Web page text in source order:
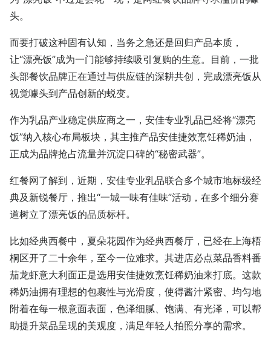
头。
而要打破这种固有认知，当务之急还是回归产品本质，
让“漂亮饭”成为一门能够持续吸引复购的生意。目前，一批
头部餐饮品牌正在通过与供应链的深耕共创，完成漂亮饭从
视觉噱头到产品创新的蜕变。
作为乳品产业稳定供应商之一，安佳专业乳品已经将“漂亮
饭”纳入核心布局板块，其主推产品安佳捷效烹饪稀奶油，
正成为品牌抢占流量并沉淀口碑的“秘密武器”。
红餐网了解到，近期，安佳专业乳品联合多个城市地标级经
典及新锐餐厅，推出“一城一味有佳味”活动，在多个细分赛
道树立了漂亮饭的品质标杆。
比如经典西餐中，夏朵花园作为经典西餐厅，已经在上海梧
桐区开了二十余年，至今一位难求。其进店必点菜品香料番
茄龙虾意大利面正是选用安佳捷效烹饪稀奶油来打底。这款
稀奶油拥有理想的包裹性与光滑度，使得酱汁紧密、均匀地
附着在每一根意面表面，色泽细腻、饱满、有光泽，可以帮
助提升菜品呈现的美观度，满足年轻人拍照分享的需求。